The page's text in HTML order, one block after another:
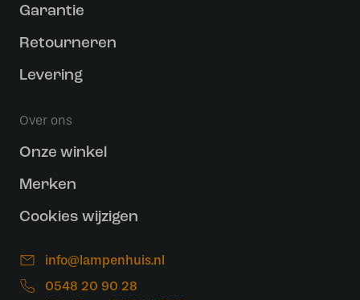
Garantie
Retourneren
Levering
Over ons
Onze winkel
Merken
Cookies wijzigen
info@lampenhuis.nl
0548 20 90 28